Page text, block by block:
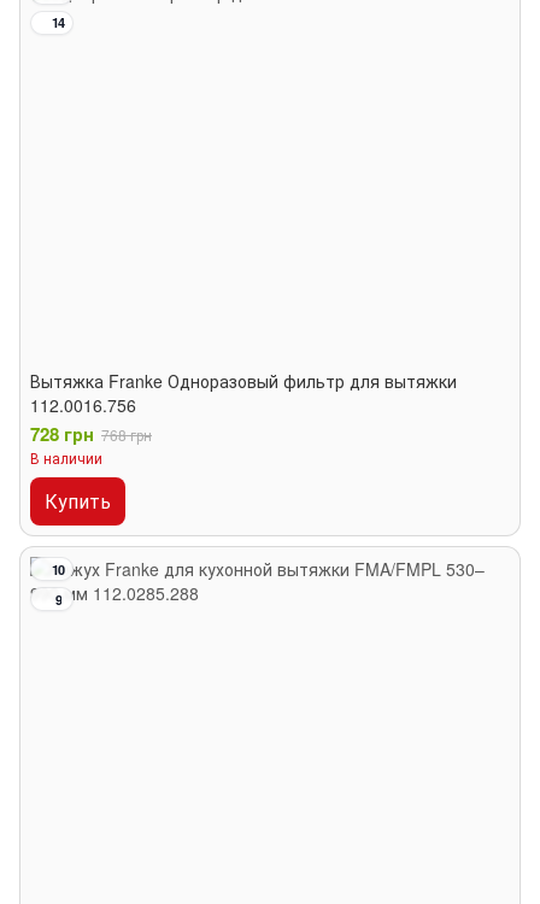
14
Вытяжка Franke Одноразовый фильтр для вытяжки
112.0016.756
728 грн 768 грн
В наличии
Купить
10
9